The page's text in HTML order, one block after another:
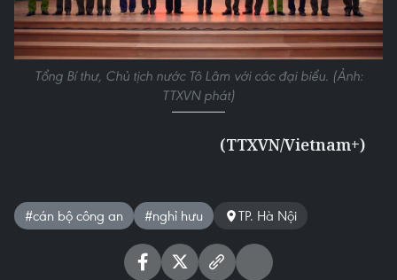
Tổng Bí thư, Chủ tịch nước Tô Lâm với các đại biểu. (Ảnh:
TTXVN phát)
(TTXVN/Vietnam+)
#cán bộ công an #nghỉ hưu TP. Hà Nội